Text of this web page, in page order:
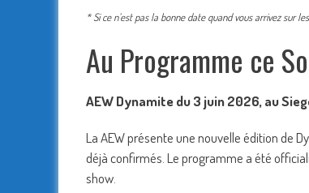
* Si ce n’est pas la bonne date quand vous arrivez sur
Au Programme ce
AEW Dynamite du 3 juin 2026, au
La AEW présente une nouvelle édition de
déjà confirmés. Le programme a été
show.